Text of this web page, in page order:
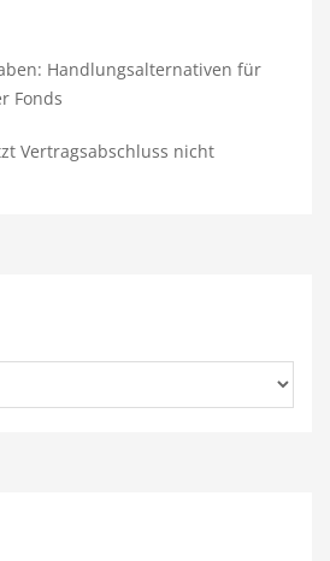
Handlungsalternativen für
Fonds
Vertragsabschluss nicht